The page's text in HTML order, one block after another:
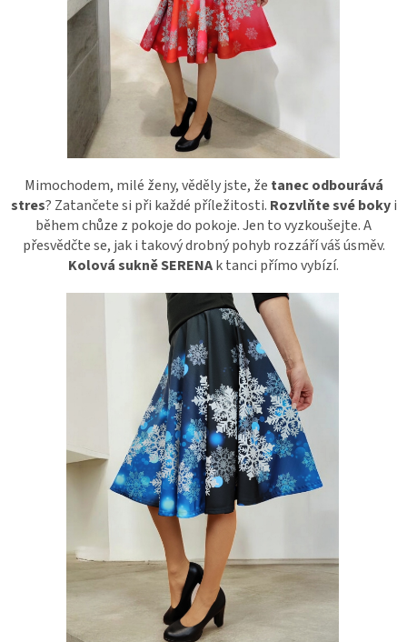
Mimochodem, milé ženy, věděly jste, že tanec odbourává
stres? Zatančete si při každé příležitosti. Rozvlňte své bokyi
během chůze z pokoje do pokoje. Jen to vyzkoušejte. A
přesvědčte se, jak i takový drobný pohyb rozzáří váš úsměv.
Kolová sukně SERENAk tanci přímo vybízí.